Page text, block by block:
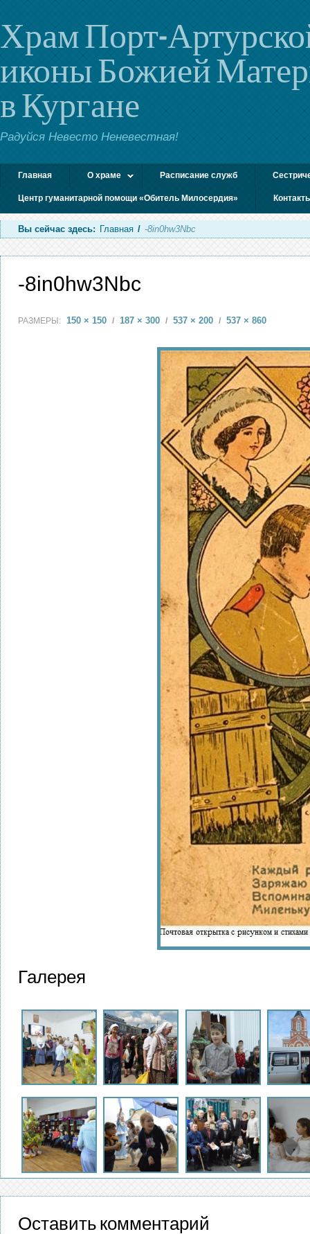
Храм Порт-
иконы Божией
в Кургане
Радуйся Невесто Неневестная!
Главная О храме Расписание служб
Центр гуманитарной помощи «Обитель Милосердия»
Вы сейчас здесь: Главная / -8in0hw3Nbc
-8in0hw3Nbc
РАЗМЕРЫ: 150 × 150 / 187 × 300 / 537 × 200 / 537 × 860
Галерея
Оставить комментарий